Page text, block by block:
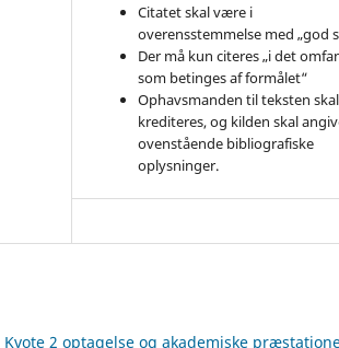
Citatet skal være i
overensstemmelse med „god
Der må kun citeres „i det
som betinges af formålet“
Ophavsmanden til teksten skal
krediteres, og kilden skal
ovenstående bibliografiske
oplysninger.
Kvote 2 optagelse og akademiske